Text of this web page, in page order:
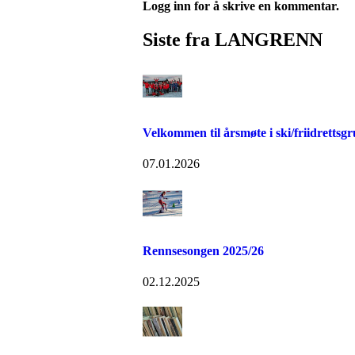
Logg inn for å skrive en kommentar.
Siste fra LANGRENN
Velkommen til årsmøte i ski/
07.01.2026
Rennsesongen 2025/26
02.12.2025